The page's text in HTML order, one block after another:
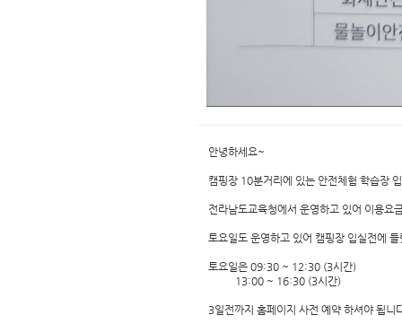
안녕하세요~
캠핑장 10분거리에 있는 안전체험 학습장
전라남도교육청에서 운영하고 있어 이용요
토요일도 운영하고 있어 캠핑장 입실전에
토요일은 09:30 ~ 12:30 (3시간)
13:00 ~ 16:30 (3시간)
3일전까지 홈페이지 사전 예약 하셔야 됩니